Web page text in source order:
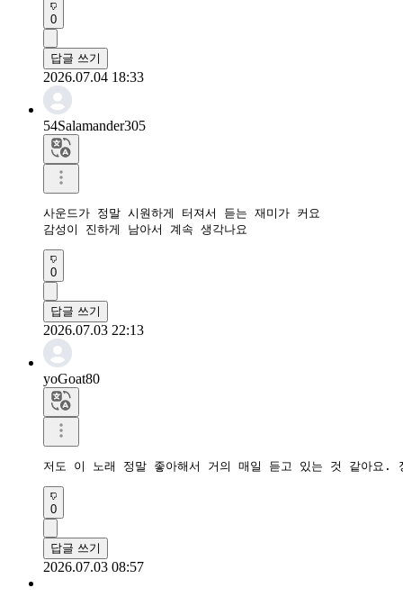
0
답글 쓰기
2026.07.04 18:33
54Salamander305
사운드가 정말 시원하게 터져서 듣는 재미가 커요
감성이 진하게 남아서 계속 생각나요
0
답글 쓰기
2026.07.03 22:13
yoGoat80
저도 이 노래 정말 좋아해서 거의 매일 듣고 있는 것 같아요.
0
답글 쓰기
2026.07.03 08:57